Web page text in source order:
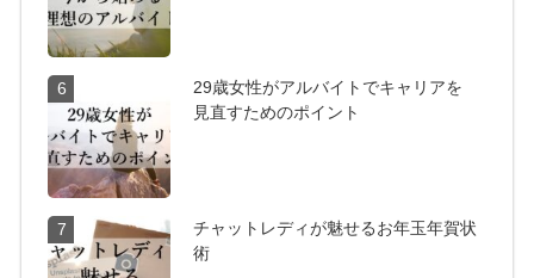
6
29歳女性がアルバイトでキャリアを
見直すためのポイント
7
チャットレディが魅せるお年玉年賀状
術